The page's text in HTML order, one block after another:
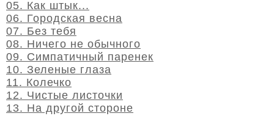
05. Как штык...
06. Городская весна
07. Без тебя
08. Ничего не обычного
09. Симпатичный паренек
10. Зеленые глаза
11. Колечко
12. Чистые листочки
13. На другой стороне